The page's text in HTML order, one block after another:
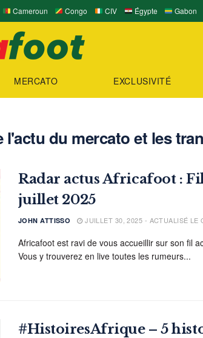
Cameroun Congo CIV Égypte Gabon
MERCATO EXCLUSIVITÉ
l'actu du mercato et les
Radar actus Africafoot :
juillet 2025
JOHN ATTISSO JUILLET 30, 2025 - ACTUALISÉ LE
Africafoot est ravi de vous accueillir sur son fil
Vous y trouverez en live toutes les rumeurs...
#HistoiresAfrique – 5